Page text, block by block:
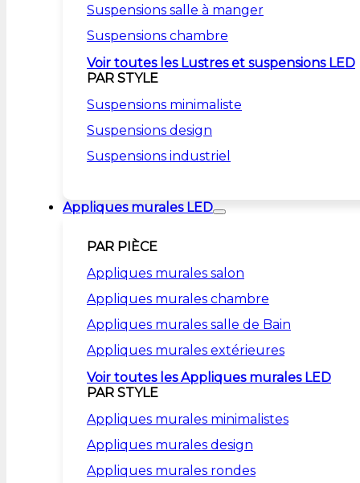
Suspensions salle à manger
Suspensions chambre
Voir toutes les Lustres et suspensions LED
PAR STYLE
Suspensions minimaliste
Suspensions design
Suspensions industriel
Appliques murales LED
PAR PIÈCE
Appliques murales salon
Appliques murales chambre
Appliques murales salle de Bain
Appliques murales extérieures
Voir toutes les Appliques murales LED
PAR STYLE
Appliques murales minimalistes
Appliques murales design
Appliques murales rondes